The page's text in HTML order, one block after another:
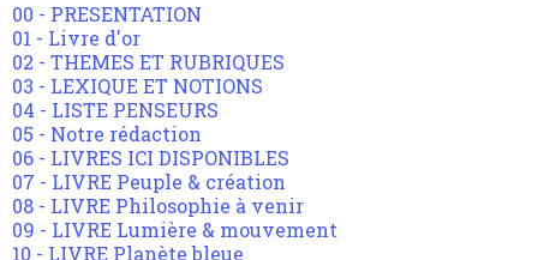
00 - PRESENTATION
01 - Livre d'or
02 - THEMES ET RUBRIQUES
03 - LEXIQUE ET NOTIONS
04 - LISTE PENSEURS
05 - Notre rédaction
06 - LIVRES ICI DISPONIBLES
07 - LIVRE Peuple & création
08 - LIVRE Philosophie à venir
09 - LIVRE Lumière & mouvement
10 - LIVRE Planète bleue